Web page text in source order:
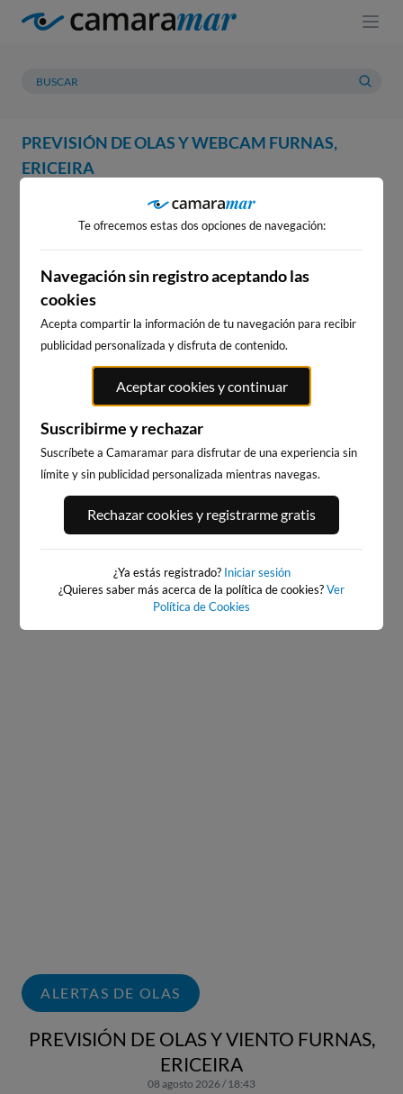
PREVISIÓN DE OLAS Y WEBCAM FURNAS,
ERICEIRA
PREVISIÓN METEOROLOGÍA
WEBCAM FURNAS, ERICEIRA
WEBCAMS CERCANAS
354km · Baiona
BAIONA_SANTA_MARTA
354km · Baiona
0.0 m CHOPI
ALERTAS DE OLAS
PREVISIÓN DE OLAS Y VIENTO FURNAS,
ERICEIRA
08 agosto 2026 / 18:43
Te ofrecemos estas dos opciones de navegación:
Navegación sin registro aceptando las
cookies
Acepta compartir la información de tu navegación para recibir
publicidad personalizada y disfruta de contenido.
Aceptar cookies y continuar
Suscribirme y rechazar
Suscríbete a Camaramar para disfrutar de una experiencia sin
límite y sin publicidad personalizada mientras navegas.
Rechazar cookies y registrarme gratis
¿Ya estás registrado? Iniciar sesión
¿Quieres saber más acerca de la política de cookies?Ver
Política de Cookies